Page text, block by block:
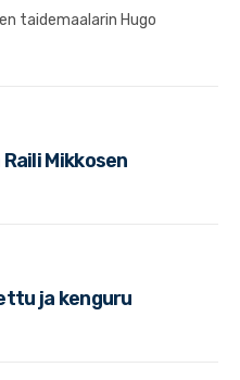
taidemaalarin Hugo
Mikkosen
ja kenguru